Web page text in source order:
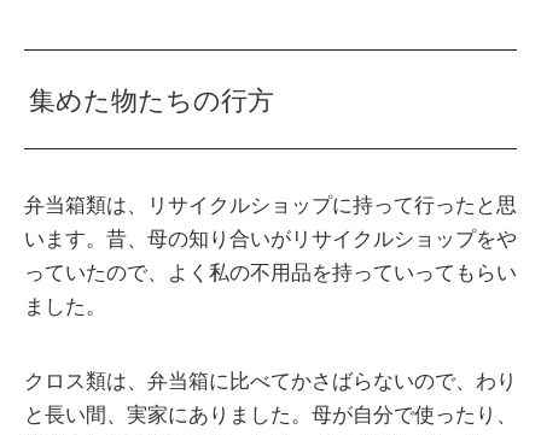
集めた物たちの行方
弁当箱類は、リサイクルショップに持って行ったと思
います。昔、母の知り合いがリサイクルショップをや
っていたので、よく私の不用品を持っていってもらい
ました。
クロス類は、弁当箱に比べてかさばらないので、わり
と長い間、実家にありました。母が自分で使ったり、